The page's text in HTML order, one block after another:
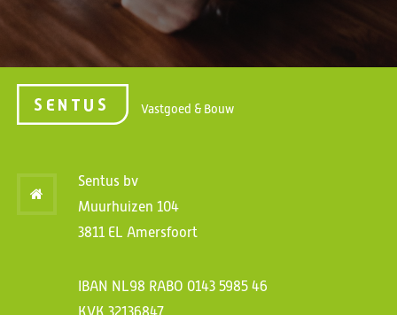
Vastgoed & Bouw
Sentus bv
Muurhuizen 104
3811 EL Amersfoort
IBAN NL98 RABO 0143 5985 46
KVK 32136847